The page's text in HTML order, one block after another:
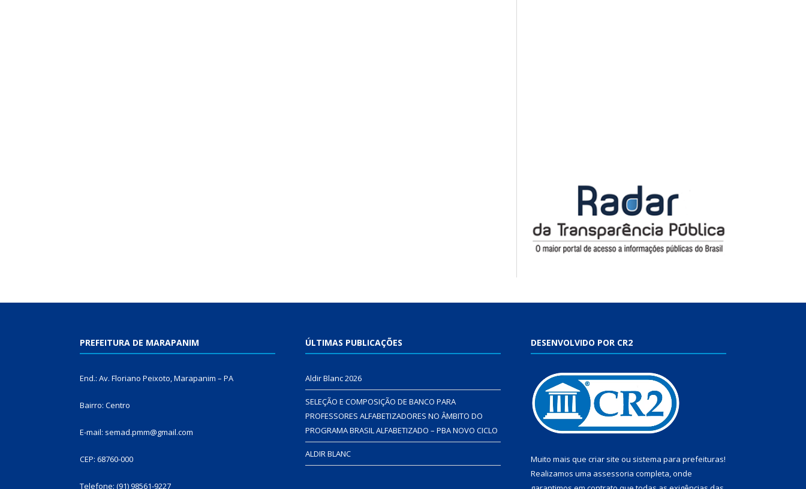
PREFEITURA DE MARAPANIM
End.: Av. Floriano Peixoto, Marapanim – PA
Bairro: Centro
E-mail: semad.pmm@gmail.com
CEP: 68760-000
Telefone: (91) 98561-9227
ÚLTIMAS PUBLICAÇÕES
Aldir Blanc 2026
SELEÇÃO E COMPOSIÇÃO DE BANCO PARA
PROFESSORES ALFABETIZADORES NO ÂMBITO DO
PROGRAMA BRASIL ALFABETIZADO – PBA NOVO CICLO
ALDIR BLANC
DESENVOLVIDO POR CR2
Muito mais que criar site ou sistema para prefeituras!
Realizamos uma assessoria completa, onde